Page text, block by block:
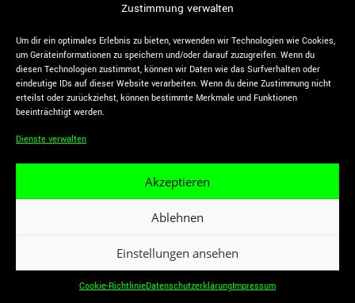
Zustimmung verwalten
Um dir ein optimales Erlebnis zu bieten, verwenden wir Technologien wie Cookies,
um Geräteinformationen zu speichern und/oder darauf zuzugreifen. Wenn du
diesen Technologien zustimmst, können wir Daten wie das Surfverhalten oder
eindeutige IDs auf dieser Website verarbeiten. Wenn du deine Zustimmung nicht
erteilst oder zurückziehst, können bestimmte Merkmale und Funktionen
beeinträchtigt werden.
Dienste verwalten
Akzeptieren
Ablehnen
Einstellungen ansehen
Cookie-RichtlinieDatenschutzerklärungImpressum
geltenden Rechtslage nicht, nicht mehr oder nicht
vollständig entsprechen sollten, bleiben die
übrigen Teile des Dokumentes in ihrem Inhalt und
ihrer Gültigkeit davon unberührt.
VIVA LA BERNIE e. V.
22767 Hamburg
Instagram
Impressum|Datenschutzerklärung